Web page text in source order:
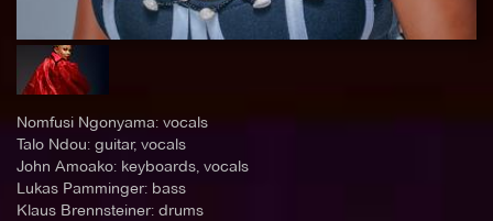
Nomfusi Ngonyama: vocals
Talo Ndou: guitar, vocals
John Amoako: keyboards, vocals
Lukas Pamminger: bass
Klaus Brennsteiner: drums